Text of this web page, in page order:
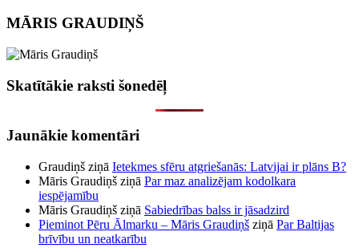
MĀRIS GRAUDIŅŠ
Skatītākie raksti šonedēļ
Jaunākie komentāri
Graudiņš ziņā Ietekmes sfēru atgriešanās: Latvijai ir plāns B?
Māris Graudiņš ziņā Par maz analizējam kodolkara
iespējamību
Māris Graudiņš ziņā Sabiedrības balss ir jāsadzird
Pieminot Pēru Ālmarku – Māris Graudiņš ziņā Par Baltijas
brīvību un neatkarību